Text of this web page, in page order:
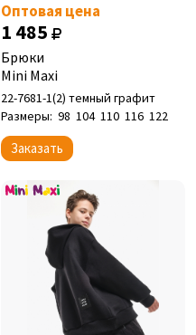
Оптовая цена
1 485
Брюки
Mini Maxi
22-7681-1(2) темный графит
Размеры: 98 104 110 116 122
Заказать